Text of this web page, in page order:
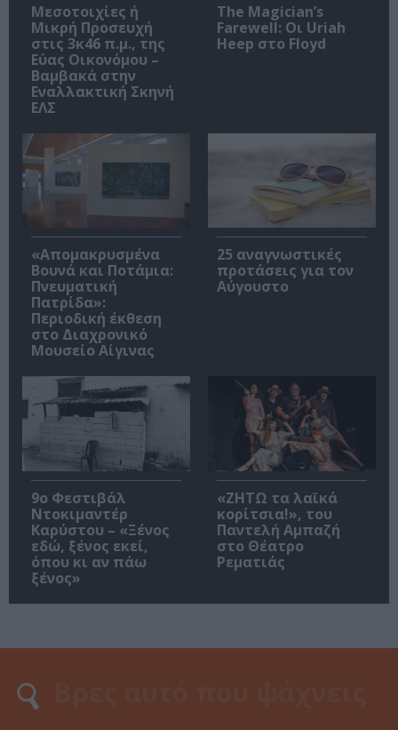
Μεσοτοιχίες ή
Μικρή Προσευχή
στις 3κ46 π.μ., της
Εύας Οικονόμου –
Βαμβακά στην
Εναλλακτική Σκηνή
ΕΛΣ
The Magician’s
Farewell: Οι Uriah
Heep στο Floyd
«Απομακρυσμένα
Βουνά και Ποτάμια:
Πνευματική
Πατρίδα»:
Περιοδική έκθεση
στο Διαχρονικό
Μουσείο Αίγινας
25 αναγνωστικές
προτάσεις για τον
Αύγουστο
9ο Φεστιβάλ
Ντοκιμαντέρ
Καρύστου – «Ξένος
εδώ, ξένος εκεί,
όπου κι αν πάω
ξένος»
«ΖΗΤΩ τα λαϊκά
κορίτσια!», του
Παντελή Αμπαζή
στο Θέατρο
Ρεματιάς